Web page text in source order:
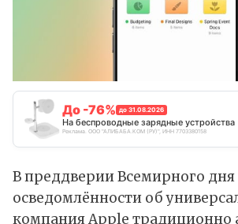
До -76% до 31.08.2026
На беспроводные зарядные устройства
Реклама. ООО "АЛИБАБА.КОМ (РУ)", ИНН 7703380158
В преддверии Всемирного дня
осведомлённости об
компания Apple традиционно